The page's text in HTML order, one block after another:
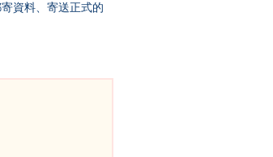
資料、寄送正式的